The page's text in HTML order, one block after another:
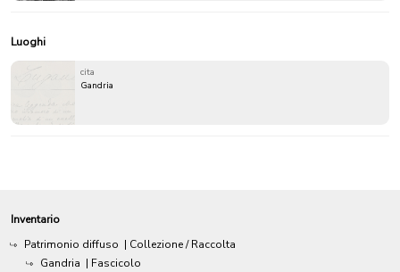
Luoghi
cita
Gandria
Inventario
Patrimonio diffuso | Collezione / Raccolta
Gandria | Fascicolo